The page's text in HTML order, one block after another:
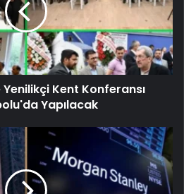
Kent Konferansı
Yapılacak